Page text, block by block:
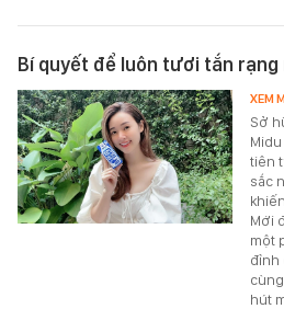
Bí quyết để luôn tươi tắn rạng
Sở
tiên
sắc
Mới
một
đỉnh
hút
XEM